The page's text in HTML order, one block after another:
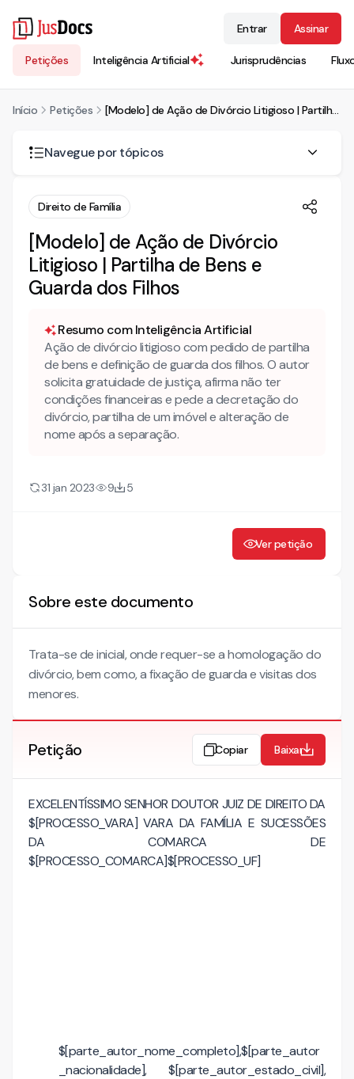
Petições Inteligência Artificial Jurisprudências
Entrar Assinar
Início Petições [Modelo] de Ação de Divórcio Litigioso | Partilha de Bens e Guarda dos Filhos
Navegue por tópicos
AÇÃO DE DIVÓRCIO LITIGIOSO C/C PARTILHA DE BENS
DA GRATUIDADE DE JUSTIÇA
DO CASAMENTO
Direito de Família
[Modelo] de Ação de Divórcio
Litigioso | Partilha de Bens e
Guarda dos Filhos
Resumo com Inteligência Artificial
Ação de divórcio litigioso com pedido de partilha
de bens e definição de guarda dos filhos. O autor
solicita gratuidade de justiça, afirma não ter
condições financeiras e pede a decretação do
divórcio, partilha de um imóvel e alteração de
nome após a separação.
31 jan 2023 9 5
Ver petição
Sobre este documento
Trata-se de inicial, onde requer-se a homologação do
divórcio, bem como, a fixação de guarda e visitas dos
menores.
Petição Copiar Baixar
EXCELENTÍSSIMO SENHOR DOUTOR JUIZ DE DIREITO DA
$[PROCESSO_VARA] VARA DA FAMÍLIA E SUCESSÕES
DA COMARCA DE
$[PROCESSO_COMARCA]$[PROCESSO_UF]
$[parte_autor_nome_completo],$[parte_autor
_nacionalidade], $[parte_autor_estado_civil],